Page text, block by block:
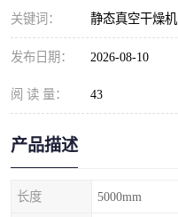
关键词： 静态真空干燥机
发布日期： 2026-08-10
阅 读 量： 43
产品描述
长度 5000mm